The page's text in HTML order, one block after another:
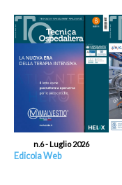
n.6 - Luglio 2026
Edicola Web